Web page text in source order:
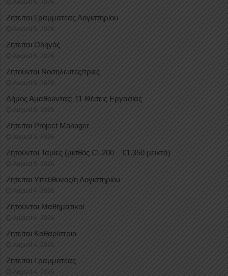
August 5, 2026
Ζητείται Γραμματέας Λογιστηρίου
August 5, 2026
Ζητείται Οδηγός
August 5, 2026
Ζητούνται Νοσηλευτές/τριες
August 5, 2026
Δήμος Αμαθούντας: 11 Θέσεις Εργασίας
August 5, 2026
Ζητείται Project Manager
August 5, 2026
Ζητούνται Ταμίες (μισθός €1.200 – €1.350 μεικτά)
August 5, 2026
Ζητείται Υπεύθυνος/η Λογιστηρίου
August 4, 2026
Ζητούνται Μαθηματικοί
August 4, 2026
Ζητείται Καθαρίστρια
August 4, 2026
Ζητείται Γραμματέας
August 4, 2026